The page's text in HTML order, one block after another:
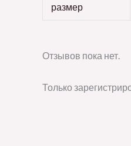
размер
Отзывов пока нет.
Только